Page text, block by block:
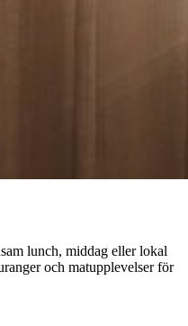
lunch, middag eller lokal
och matupplevelser för